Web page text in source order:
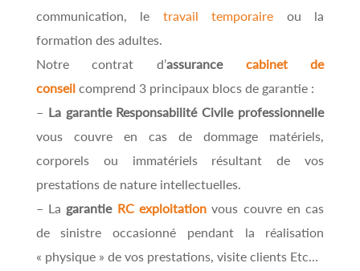
communication, le travail temporaire ou la
formation des adultes.
Notre contrat d’assurance cabinet de
conseilcomprend 3 principaux blocs de garantie :
– La garantie Responsabilité Civile professionnelle
vous couvre en cas de dommage matériels,
corporels ou immatériels résultant de vos
prestations de nature intellectuelles.
– La garantie RC exploitation vous couvre en cas
de sinistre occasionné pendant la réalisation
« physique » de vos prestations, visite clients Etc…